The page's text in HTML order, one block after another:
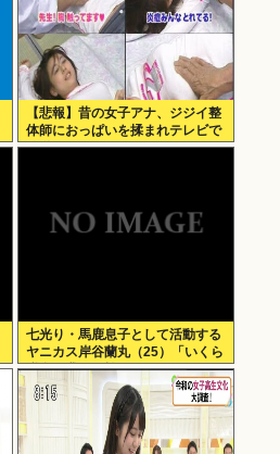
【悲報】昔の女子アナ、ジジイ整
体師におっぱいを揉まれテレビで
放送されてしまうwww
七光り・馬鹿息子として活動する
ヤニカス岸谷蘭丸（25）「いくら
税金を我々が払ってるんだと」